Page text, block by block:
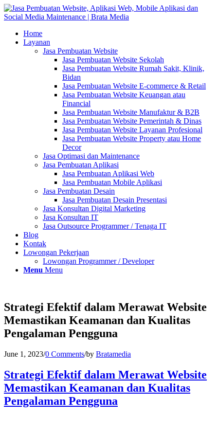
Home
Layanan
Jasa Pembuatan Website
Jasa Pembuatan Website Sekolah
Jasa Pembuatan Website Rumah Sakit, Klinik,
Bidan
Jasa Pembuatan Website E-commerce & Retail
Jasa Pembuatan Website Keuangan atau
Financial
Jasa Pembuatan Website Manufaktur & B2B
Jasa Pembuatan Website Pemerintah & Dinas
Jasa Pembuatan Website Layanan Profesional
Jasa Pembuatan Website Property atau Home
Decor
Jasa Optimasi dan Maintenance
Jasa Pembuatan Aplikasi
Jasa Pembuatan Aplikasi Web
Jasa Pembuatan Mobile Aplikasi
Jasa Pembuatan Desain
Jasa Pembuatan Desain Presentasi
Jasa Konsultan Digital Marketing
Jasa Konsultan IT
Jasa Outsource Programmer / Tenaga IT
Blog
Kontak
Lowongan Pekerjaan
Lowongan Programmer / Developer
Menu Menu
Strategi Efektif dalam Merawat Website
Memastikan Keamanan dan Kualitas
Pengalaman Pengguna
June 1, 2023/0 Comments/by Bratamedia
Strategi Efektif dalam Merawat Website
Memastikan Keamanan dan Kualitas
Pengalaman Pengguna